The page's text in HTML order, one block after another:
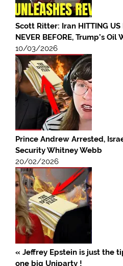
Scott Ritter: Iran HITTING US
NEVER BEFORE, Trump’s Oil
10/03/2026
Prince Andrew Arrested,
Security Whitney Webb
20/02/2026
« Jeffrey Epstein is just the
one big Uniparty !